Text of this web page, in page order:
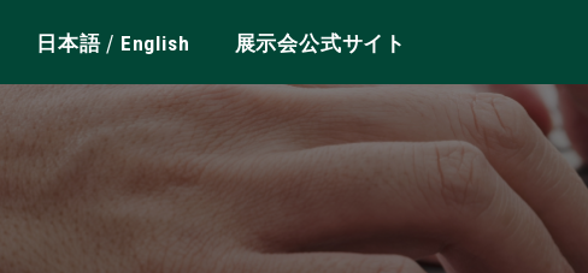
日本語/ English 展示会公式サイト